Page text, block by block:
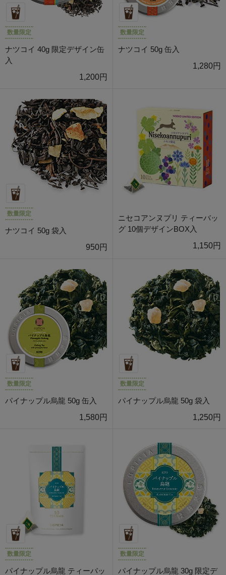
数量限定
ナツコイ 40g 限定デザイン缶
入
1,200円
数量限定
ナツコイ 50g 缶入
1,280円
数量限定
ナツコイ 50g 袋入
950円
ニセコアンヌプリ ティーバッ
グ 10個デザインBOX入
1,150円
数量限定
パイナップル烏龍 50g 缶入
1,580円
数量限定
パイナップル烏龍 50g 袋入
1,250円
数量限定
パイナップル烏龍 ティーバッ
数量限定
パイナップル烏龍 30g 限定デ